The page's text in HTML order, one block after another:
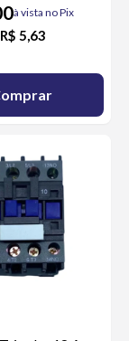
à vista no Pix
R$ 5,63